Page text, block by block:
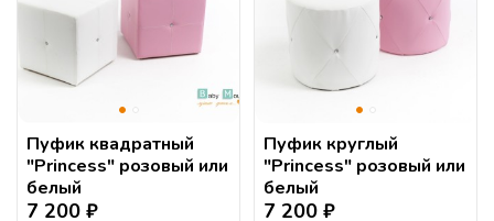
Пуфик квадратный
"Princess" розовый или
белый
7 200 ₽
Пуфик круглый
"Princess" розовый или
белый
7 200 ₽